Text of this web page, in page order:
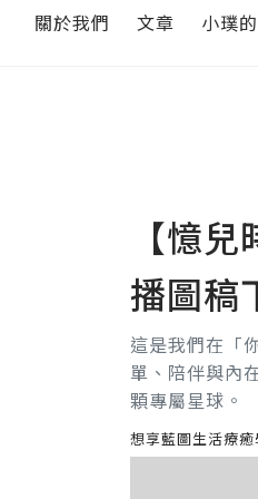
關於我們 文章 小璞
【憶
播圖稿
這是我們在「
單、陪伴與內
顆專屬星球。
想享藍圖生活療癒